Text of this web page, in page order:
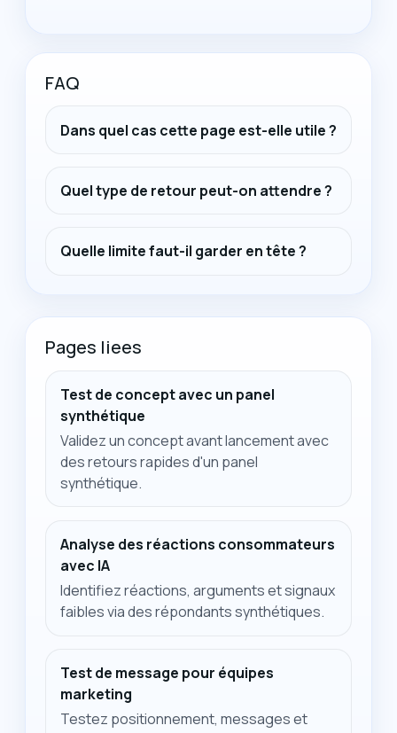
FAQ
Dans quel cas cette page est-elle utile ?
Quel type de retour peut-on attendre ?
Quelle limite faut-il garder en tête ?
Pages liees
Test de concept avec un panel
synthétique
Validez un concept avant lancement avec
des retours rapides d'un panel
synthétique.
Analyse des réactions consommateurs
avec IA
Identifiez réactions, arguments et signaux
faibles via des répondants synthétiques.
Test de message pour équipes
marketing
Testez positionnement, messages et